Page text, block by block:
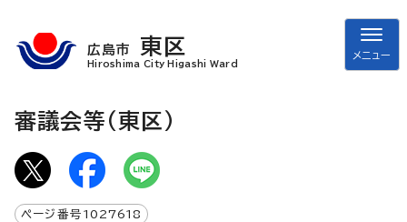
広島市 東区
Hiroshima City Higashi Ward
メニュー
審議会等（東区）
ページ番号 1027618